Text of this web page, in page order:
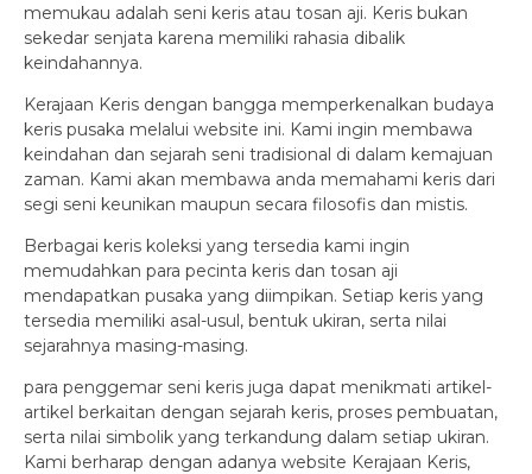
memukau adalah seni keris atau tosan aji. Keris bukan
sekedar senjata karena memiliki rahasia dibalik
keindahannya.
Kerajaan Keris dengan bangga memperkenalkan budaya
keris pusaka melalui website ini. Kami ingin membawa
keindahan dan sejarah seni tradisional di dalam kemajuan
zaman. Kami akan membawa anda memahami keris dari
segi seni keunikan maupun secara filosofis dan mistis.
Berbagai keris koleksi yang tersedia kami ingin
memudahkan para pecinta keris dan tosan aji
mendapatkan pusaka yang diimpikan. Setiap keris yang
tersedia memiliki asal-usul, bentuk ukiran, serta nilai
sejarahnya masing-masing.
para penggemar seni keris juga dapat menikmati artikel-
artikel berkaitan dengan sejarah keris, proses pembuatan,
serta nilai simbolik yang terkandung dalam setiap ukiran.
Kami berharap dengan adanya website Kerajaan Keris,